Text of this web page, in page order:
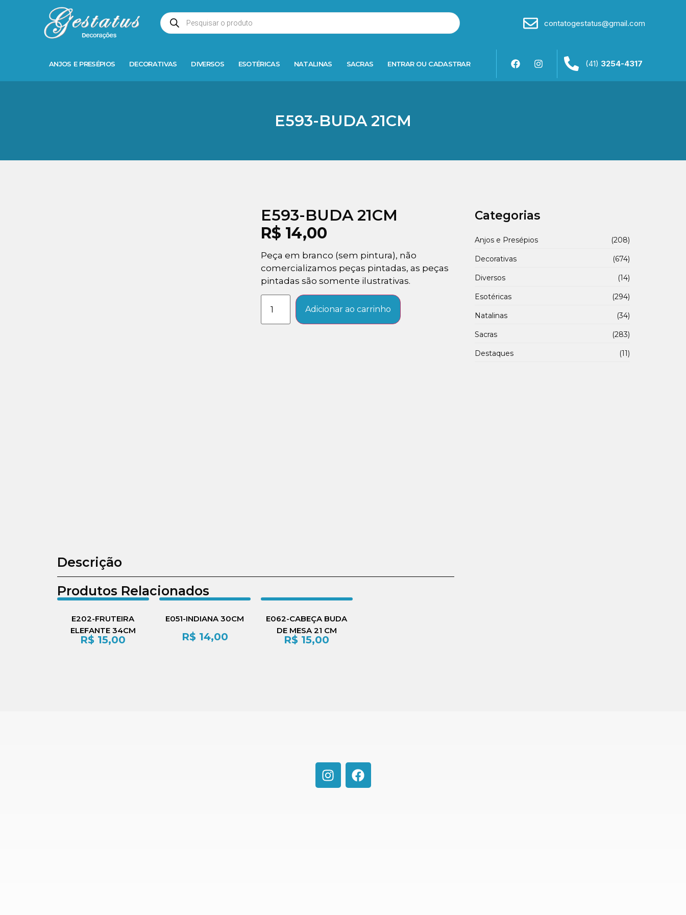
contatogestatus@gmail.com
ANJOS E PRESÉPIOS DECORATIVAS DIVERSOS ESOTÉRICAS NATALINAS SACRAS ENTRAR OU CADASTRAR (41) 3254-4317
E593-BUDA 21CM
E593-BUDA 21CM
R$ 14,00
Peça em branco (sem pintura), não
comercializamos peças pintadas, as peças
pintadas são somente ilustrativas.
Adicionar ao carrinho
Descrição
Produtos Relacionados
E202-FRUTEIRA
ELEFANTE 34CM
R$ 15,00
E051-INDIANA 30CM
R$14,00
E062-CABEÇA BUDA
DE MESA 21 CM
R$ 15,00
Categorias
Anjos e Presépios (208)
Decorativas (674)
Diversos (14)
Esotéricas (294)
Natalinas (34)
Sacras (283)
Destaques (11)